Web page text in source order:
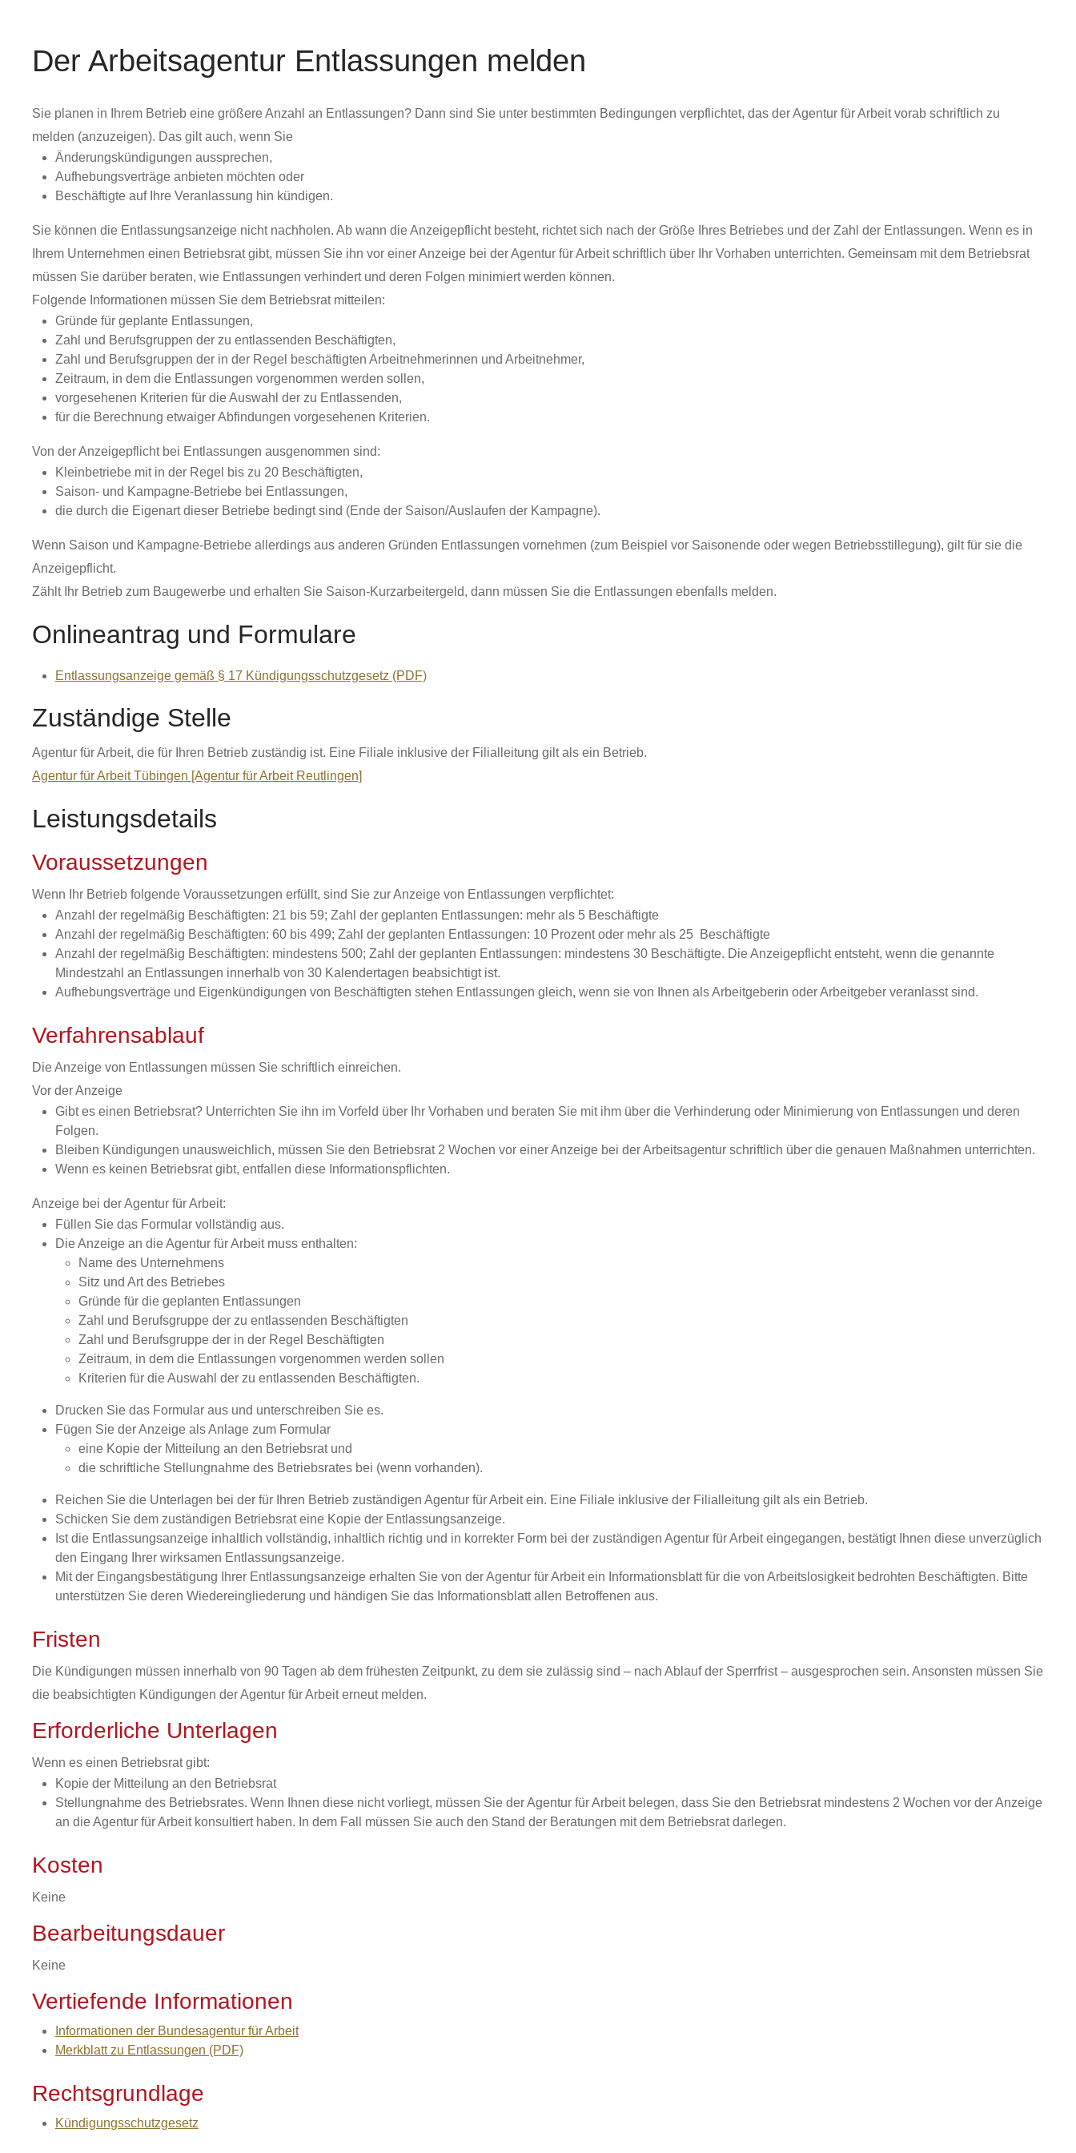
Der Arbeitsagentur Entlassungen melden
Sie planen in Ihrem Betrieb eine größere Anzahl an Entlassungen? Dann sind Sie unter bestimmten Bedingungen verpflichtet, das der Agentur für Arbeit vorab schriftlich zu
melden (anzuzeigen). Das gilt auch, wenn Sie
Änderungskündigungen aussprechen,
Aufhebungsverträge anbieten möchten oder
Beschäftigte auf Ihre Veranlassung hin kündigen.
Sie können die Entlassungsanzeige nicht nachholen. Ab wann die Anzeigepflicht besteht, richtet sich nach der Größe Ihres Betriebes und der Zahl der Entlassungen. Wenn es in
Ihrem Unternehmen einen Betriebsrat gibt, müssen Sie ihn vor einer Anzeige bei der Agentur für Arbeit schriftlich über Ihr Vorhaben unterrichten. Gemeinsam mit dem Betriebsrat
müssen Sie darüber beraten, wie Entlassungen verhindert und deren Folgen minimiert werden können.
Folgende Informationen müssen Sie dem Betriebsrat mitteilen:
Gründe für geplante Entlassungen,
Zahl und Berufsgruppen der zu entlassenden Beschäftigten,
Zahl und Berufsgruppen der in der Regel beschäftigten Arbeitnehmerinnen und Arbeitnehmer,
Zeitraum, in dem die Entlassungen vorgenommen werden sollen,
vorgesehenen Kriterien für die Auswahl der zu Entlassenden,
für die Berechnung etwaiger Abfindungen vorgesehenen Kriterien.
Von der Anzeigepflicht bei Entlassungen ausgenommen sind:
Kleinbetriebe mit in der Regel bis zu 20 Beschäftigten,
Saison- und Kampagne-Betriebe bei Entlassungen,
die durch die Eigenart dieser Betriebe bedingt sind (Ende der Saison/Auslaufen der Kampagne).
Wenn Saison und Kampagne-Betriebe allerdings aus anderen Gründen Entlassungen vornehmen (zum Beispiel vor Saisonende oder wegen Betriebsstillegung), gilt für sie die
Anzeigepflicht.
Zählt Ihr Betrieb zum Baugewerbe und erhalten Sie Saison-Kurzarbeitergeld, dann müssen Sie die Entlassungen ebenfalls melden.
Onlineantrag und Formulare
Entlassungsanzeige gemäß § 17 Kündigungsschutzgesetz (PDF)
Zuständige Stelle
Agentur für Arbeit, die für Ihren Betrieb zuständig ist. Eine Filiale inklusive der Filialleitung gilt als ein Betrieb.
Agentur für Arbeit Tübingen [Agentur für Arbeit Reutlingen]
Leistungsdetails
Voraussetzungen
Wenn Ihr Betrieb folgende Voraussetzungen erfüllt, sind Sie zur Anzeige von Entlassungen verpflichtet:
Anzahl der regelmäßig Beschäftigten: 21 bis 59; Zahl der geplanten Entlassungen: mehr als 5 Beschäftigte
Anzahl der regelmäßig Beschäftigten: 60 bis 499; Zahl der geplanten Entlassungen: 10 Prozent oder mehr als 25 Beschäftigte
Anzahl der regelmäßig Beschäftigten: mindestens 500; Zahl der geplanten Entlassungen: mindestens 30 Beschäftigte. Die Anzeigepflicht entsteht, wenn die genannte
Mindestzahl an Entlassungen innerhalb von 30 Kalendertagen beabsichtigt ist.
Aufhebungsverträge und Eigenkündigungen von Beschäftigten stehen Entlassungen gleich, wenn sie von Ihnen als Arbeitgeberin oder Arbeitgeber veranlasst sind.
Verfahrensablauf
Die Anzeige von Entlassungen müssen Sie schriftlich einreichen.
Vor der Anzeige
Gibt es einen Betriebsrat? Unterrichten Sie ihn im Vorfeld über Ihr Vorhaben und beraten Sie mit ihm über die Verhinderung oder Minimierung von Entlassungen und deren
Folgen.
Bleiben Kündigungen unausweichlich, müssen Sie den Betriebsrat 2 Wochen vor einer Anzeige bei der Arbeitsagentur schriftlich über die genauen Maßnahmen unterrichten.
Wenn es keinen Betriebsrat gibt, entfallen diese Informationspflichten.
Anzeige bei der Agentur für Arbeit:
Füllen Sie das Formular vollständig aus.
Die Anzeige an die Agentur für Arbeit muss enthalten:
Name des Unternehmens
Sitz und Art des Betriebes
Gründe für die geplanten Entlassungen
Zahl und Berufsgruppe der zu entlassenden Beschäftigten
Zahl und Berufsgruppe der in der Regel Beschäftigten
Zeitraum, in dem die Entlassungen vorgenommen werden sollen
Kriterien für die Auswahl der zu entlassenden Beschäftigten.
Drucken Sie das Formular aus und unterschreiben Sie es.
Fügen Sie der Anzeige als Anlage zum Formular
eine Kopie der Mitteilung an den Betriebsrat und
die schriftliche Stellungnahme des Betriebsrates bei (wenn vorhanden).
Reichen Sie die Unterlagen bei der für Ihren Betrieb zuständigen Agentur für Arbeit ein. Eine Filiale inklusive der Filialleitung gilt als ein Betrieb.
Schicken Sie dem zuständigen Betriebsrat eine Kopie der Entlassungsanzeige.
Ist die Entlassungsanzeige inhaltlich vollständig, inhaltlich richtig und in korrekter Form bei der zuständigen Agentur für Arbeit eingegangen, bestätigt Ihnen diese unverzüglich
den Eingang Ihrer wirksamen Entlassungsanzeige.
Mit der Eingangsbestätigung Ihrer Entlassungsanzeige erhalten Sie von der Agentur für Arbeit ein Informationsblatt für die von Arbeitslosigkeit bedrohten Beschäftigten. Bitte
unterstützen Sie deren Wiedereingliederung und händigen Sie das Informationsblatt allen Betroffenen aus.
Fristen
Die Kündigungen müssen innerhalb von 90 Tagen ab dem frühesten Zeitpunkt, zu dem sie zulässig sind – nach Ablauf der Sperrfrist – ausgesprochen sein. Ansonsten müssen Sie
die beabsichtigten Kündigungen der Agentur für Arbeit erneut melden.
Erforderliche Unterlagen
Wenn es einen Betriebsrat gibt:
Kopie der Mitteilung an den Betriebsrat
Stellungnahme des Betriebsrates. Wenn Ihnen diese nicht vorliegt, müssen Sie der Agentur für Arbeit belegen, dass Sie den Betriebsrat mindestens 2 Wochen vor der Anzeige
an die Agentur für Arbeit konsultiert haben. In dem Fall müssen Sie auch den Stand der Beratungen mit dem Betriebsrat darlegen.
Kosten
Keine
Bearbeitungsdauer
Keine
Vertiefende Informationen
Informationen der Bundesagentur für Arbeit
Merkblatt zu Entlassungen (PDF)
Rechtsgrundlage
Kündigungsschutzgesetz